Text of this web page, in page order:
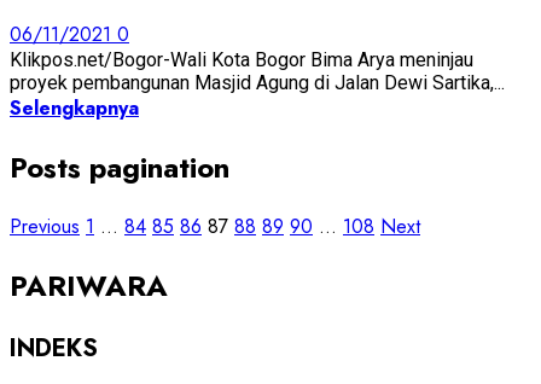
06/11/2021 0
Klikpos.net/Bogor-Wali Kota Bogor Bima Arya meninjau
proyek pembangunan Masjid Agung di Jalan Dewi Sartika,...
Selengkapnya
Posts pagination
Previous 1 … 84 85 86 87 88 89 90 … 108 Next
PARIWARA
INDEKS